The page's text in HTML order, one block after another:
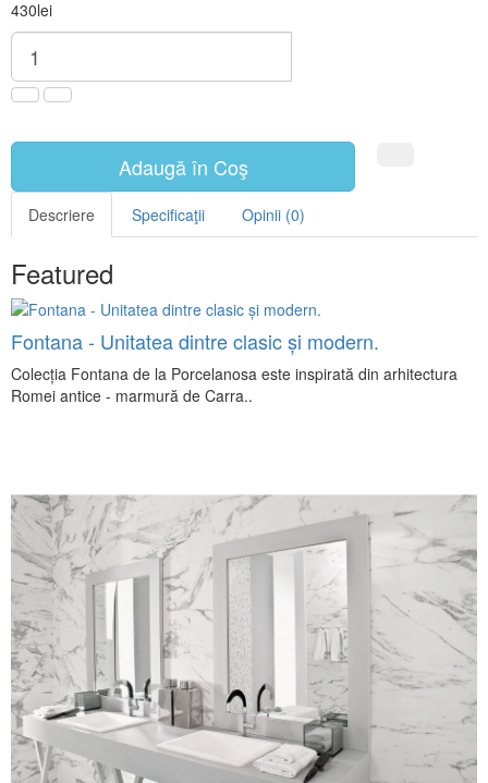
430lei
Adaugă în Coş
Descriere Specificaţii Opinii (0)
Featured
Fontana - Unitatea dintre clasic și modern.
Colecția Fontana de la Porcelanosa este inspirată din arhitectura
Romei antice - marmură de Carra..